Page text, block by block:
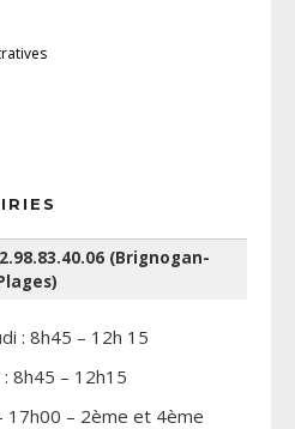
(Brignogan-
: 8h45 – 12h 15
8h45 – 12h15
17h00 – 2ème et 4ème